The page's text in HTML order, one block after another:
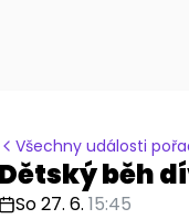
Všechny události
Dětský běh
So 27. 6. 15:45